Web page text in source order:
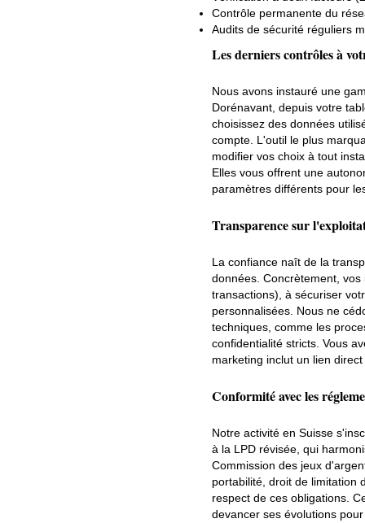
Contrôle permanente du
Audits de sécurité réguliers
Les derniers contrôles à
Nous avons instauré une
Dorénavant, depuis votre
choisissez des données
compte. L'outil le plus
modifier vos choix à tout
Elles vous offrent une
paramètres différents pour
Transparence sur
La confiance naît de la
données. Concrètement,
transactions), à sécuriser
personnalisées. Nous ne
techniques, comme les
confidentialité stricts. Vous
marketing inclut un lien
Conformité avec les
Notre activité en Suisse
à la LPD révisée, qui
Commission des jeux
portabilité, droit de limitation
respect de ces obligations.
devancer ses évolutions